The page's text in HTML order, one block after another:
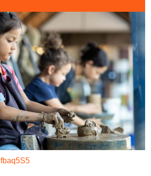
fbaq5S5